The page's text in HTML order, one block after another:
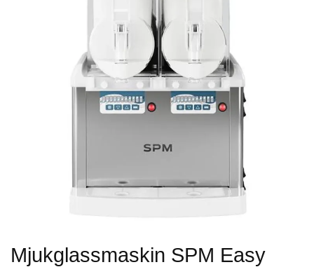
Mjukglassmaskin SPM Easy